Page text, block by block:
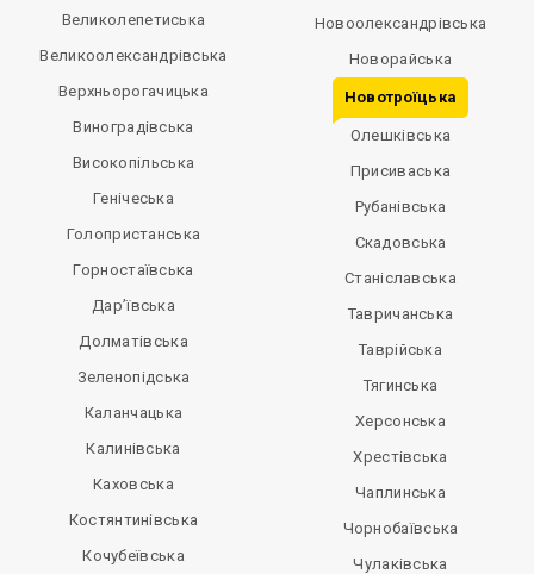
Великолепетиська
Великоолександрівська
Верхньорогачицька
Виноградівська
Високопільська
Генічеська
Голопристанська
Горностаївська
Дар’ївська
Долматівська
Зеленопідська
Каланчацька
Калинівська
Каховська
Костянтинівська
Кочубеївська
Новоолександрівська
Новорайська
Новотроїцька
Олешківська
Присиваська
Рубанівська
Скадовська
Станіславська
Тавричанська
Таврійська
Тягинська
Херсонська
Хрестівська
Чаплинська
Чорнобаївська
Чулаківська